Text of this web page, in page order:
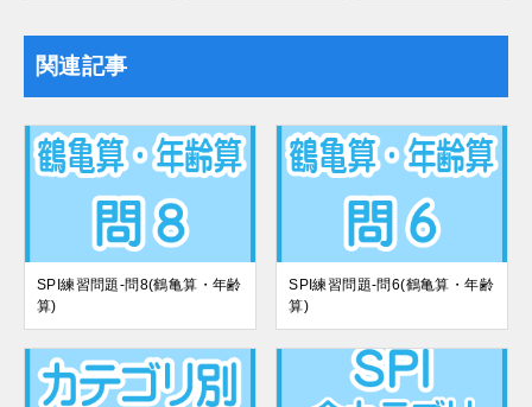
関連記事
SPI練習問題-問8(鶴亀算・年齢
算)
SPI練習問題-問6(鶴亀算・年齢
算)